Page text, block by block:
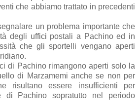
che abbiamo trattato in precedenti
un problema importante che
degli uffici postali a Pachino ed in
che gli sportelli vengano aperti
di Pachino rimangono aperti solo la
di Marzamemi anche se non per
risultano essere insufficienti per
di Pachino sopratutto nel periodo